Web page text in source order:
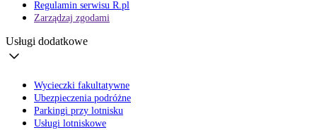
Regulamin serwisu R.pl
Zarządzaj zgodami
Usługi dodatkowe
Wycieczki fakultatywne
Ubezpieczenia podróżne
Parkingi przy lotnisku
Usługi lotniskowe